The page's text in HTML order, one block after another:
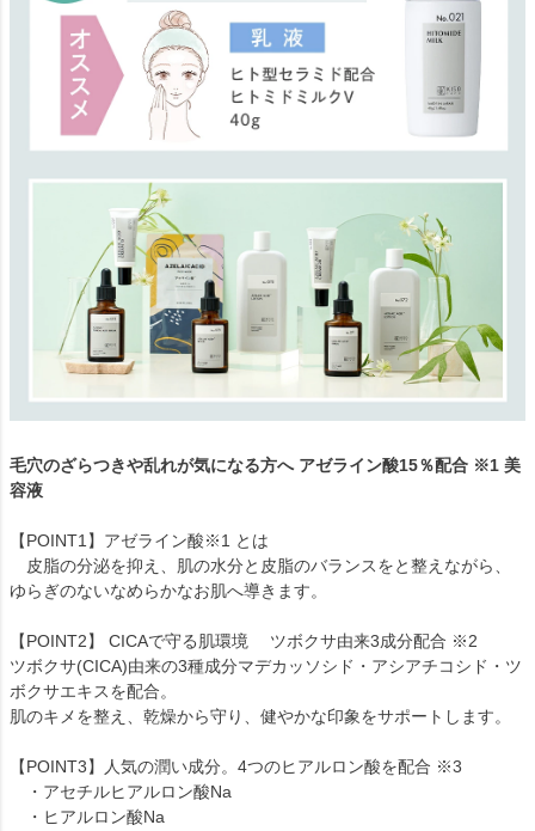
毛穴のざらつきや乱れが気になる方へ アゼライン酸15％配合 ※1 美
容液
【POINT1】アゼライン酸※1 とは
皮脂の分泌を抑え、肌の水分と皮脂のバランスをと整えながら、
ゆらぎのないなめらかなお肌へ導きます。
【POINT2】 CICAで守る肌環境 ツボクサ由来3成分配合 ※2
ツボクサ(CICA)由来の3種成分マデカッソシド・アシアチコシド・ツ
ボクサエキスを配合。
肌のキメを整え、乾燥から守り、健やかな印象をサポートします。
【POINT3】人気の潤い成分。4つのヒアルロン酸を配合 ※3
・アセチルヒアルロン酸Na
・ヒアルロン酸Na